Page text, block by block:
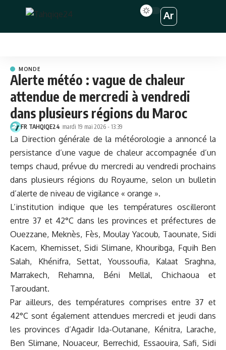
Ar
MONDE
Alerte météo : vague de chaleur
attendue de mercredi à vendredi
dans plusieurs régions du Maroc
FR TAHQIQE24 mardi 19 mai 2026 - 13:39
La Direction générale de la météorologie a annoncé la
persistance d’une vague de chaleur accompagnée d’un
temps chaud, prévue du mercredi au vendredi prochains
dans plusieurs régions du Royaume, selon un bulletin
d’alerte de niveau de vigilance « orange ».
L’institution indique que les températures oscilleront
entre 37 et 42°C dans les provinces et préfectures de
Ouezzane, Meknès, Fès, Moulay Yacoub, Taounate, Sidi
Kacem, Khemisset, Sidi Slimane, Khouribga, Fquih Ben
Salah, Khénifra, Settat, Youssoufia, Kalaat Sraghna,
Marrakech, Rehamna, Béni Mellal, Chichaoua et
Taroudant.
Par ailleurs, des températures comprises entre 37 et
42°C sont également attendues mercredi et jeudi dans
les provinces d’Agadir Ida-Outanane, Kénitra, Larache,
Ben Slimane, Nouaceur, Berrechid, Essaouira, Safi, Sidi